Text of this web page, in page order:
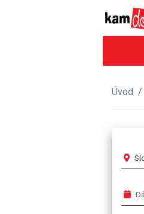
Úvod